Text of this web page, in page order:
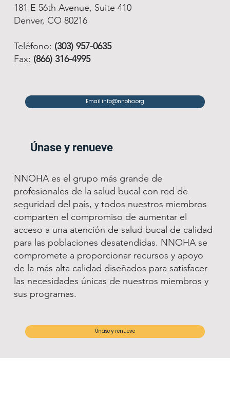
181 E 56th Avenue, Suite 410
Denver, CO 80216
Teléfono: (303) 957-0635
Fax: (866) 316-4995
Email info@nnoha.org
Únase y renueve
NNOHA es el grupo más grande de
profesionales de la salud bucal con red de
seguridad del país, y todos nuestros miembros
comparten el compromiso de aumentar el
acceso a una atención de salud bucal de calidad
para las poblaciones desatendidas. NNOHA se
compromete a proporcionar recursos y apoyo
de la más alta calidad diseñados para satisfacer
las necesidades únicas de nuestros miembros y
sus programas.
Únase y renueve